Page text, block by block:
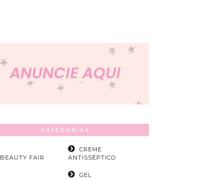
CATEGORIAS
BEAUTY FAIR
CREME
ANTISSÉPTICO
GEL